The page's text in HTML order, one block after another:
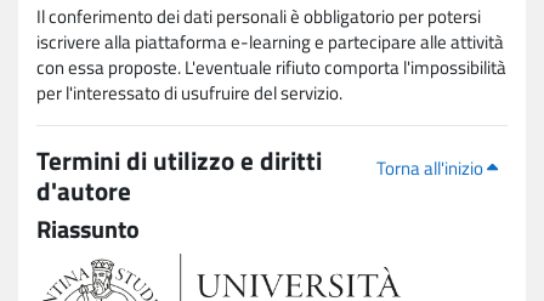
Il conferimento dei dati personali è obbligatorio per potersi
iscrivere alla piattaforma e-learning e partecipare alle attività
con essa proposte. L'eventuale rifiuto comporta l'impossibilità
per l'interessato di usufruire del servizio.
Torna all'inizio
Termini di utilizzo e diritti
d'autore
Riassunto